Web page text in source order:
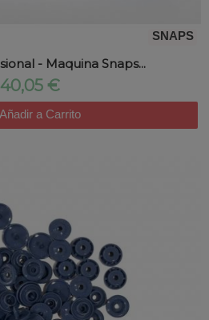
SNAPS
- Maquina Snaps...
40,05 €
Añadir a Carrito